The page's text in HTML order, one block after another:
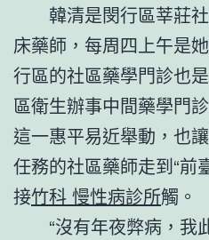
韓清是閔行區莘莊
床藥師，每周四上午是
行區的社區藥學門診也
區衛生辦事中間藥學門
這一惠平易近舉動，也
任務的社區藥師走到“前
接竹科 慢性病診所觸。
“沒有年夜弊病，我